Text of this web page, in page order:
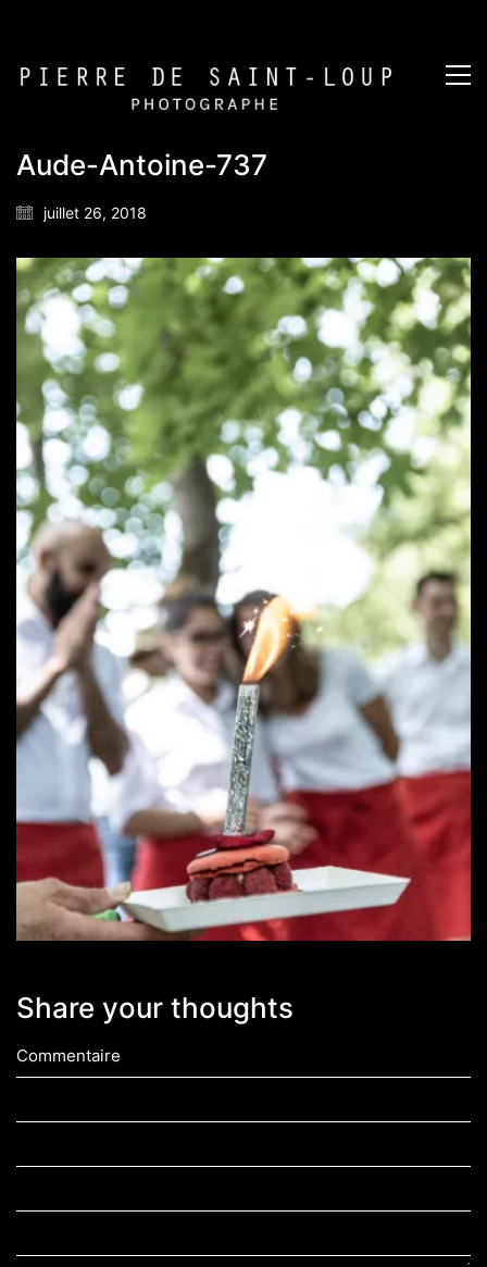
Aude-Antoine-737
juillet 26, 2018
Share your thoughts
Commentaire